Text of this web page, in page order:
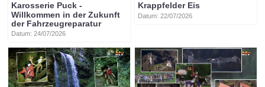
Karosserie Puck -
Willkommen in der Zukunft
der Fahrzeugreparatur
Datum: 24/07/2026
Krappfelder Eis
Datum: 22/07/2026